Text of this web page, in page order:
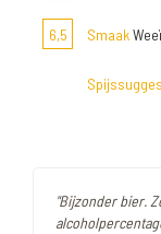
6,5 Smaak
"Bijzonder bier.